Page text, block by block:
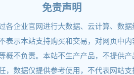
2021SR0118939
统 2021SR0118938
免责声明
各企业官网进行大数据、云计算、数
表示本站支持购买和交易，对网页中内
概不负责。本站不生产产品，不提供
，数据仅提供参考使用，不代表网站